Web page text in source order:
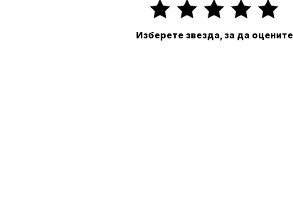
Изберете звезда, за да оцените